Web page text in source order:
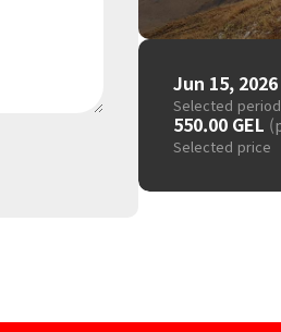
Jun 15, 2026
Selected period
550.00 GEL
Selected price